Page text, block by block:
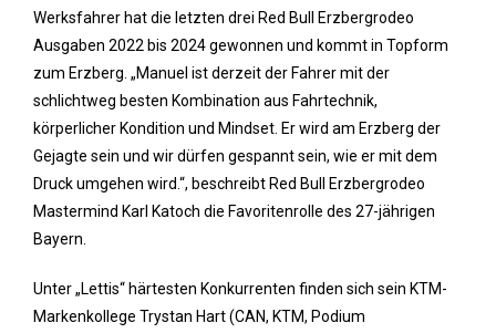
Werksfahrer hat die letzten drei Red Bull Erzbergrodeo
Ausgaben 2022 bis 2024 gewonnen und kommt in Topform
zum Erzberg. „Manuel ist derzeit der Fahrer mit der
schlichtweg besten Kombination aus Fahrtechnik,
körperlicher Kondition und Mindset. Er wird am Erzberg der
Gejagte sein und wir dürfen gespannt sein, wie er mit dem
Druck umgehen wird.“, beschreibt Red Bull Erzbergrodeo
Mastermind Karl Katoch die Favoritenrolle des 27-jährigen
Bayern.
Unter „Lettis“ härtesten Konkurrenten finden sich sein KTM-
Markenkollege Trystan Hart (CAN, KTM, Podium